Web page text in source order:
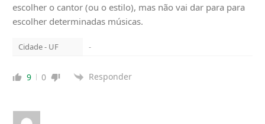
escolher o cantor (ou o estilo), mas não vai dar para para
escolher determinadas músicas.
Cidade - UF -
9 0 Responder